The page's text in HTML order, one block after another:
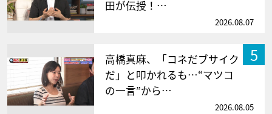
田が伝授！…
2026.08.07
5
高橋真麻、「コネだブサイク
だ」と叩かれるも…“マツコ
の一言”から…
2026.08.05